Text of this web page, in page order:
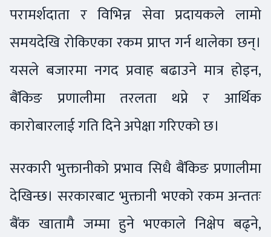
परामर्शदाता र विभिन्न सेवा प्रदायकले लामो
समयदेखि रोकिएका रकम प्राप्त गर्न थालेका छन्।
यसले बजारमा नगद प्रवाह बढाउने मात्र होइन,
बैंकिङ प्रणालीमा तरलता थप्ने र आर्थिक
कारोबारलाई गति दिने अपेक्षा गरिएको छ।
सरकारी भुक्तानीको प्रभाव सिधै बैंकिङ प्रणालीमा
देखिन्छ। सरकारबाट भुक्तानी भएको रकम अन्ततः
बैंक खातामै जम्मा हुने भएकाले निक्षेप बढ्ने,